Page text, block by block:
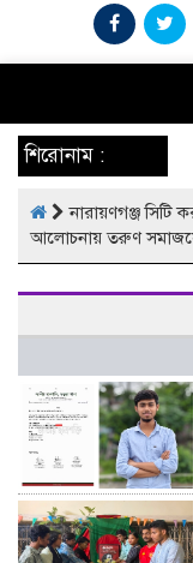
শিরোনাম :
নারায়ণগঞ্জ সিটি
আলোচনায় তরুণ